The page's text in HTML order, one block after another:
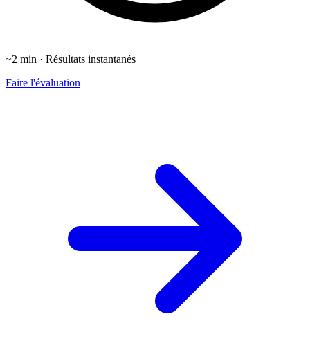
~2 min · Résultats instantanés
Faire l'évaluation